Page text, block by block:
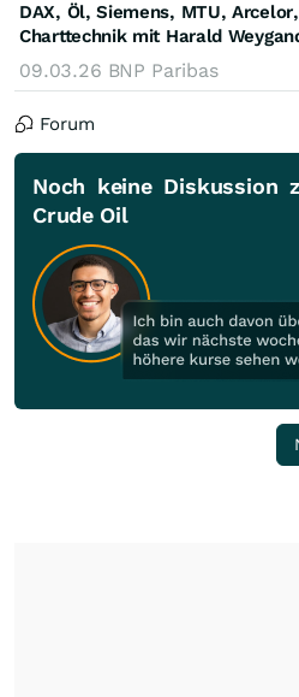
DAX, Öl, Siemens, MTU,
Charttechnik mit Harald
09.03.26 BNP Paribas
Forum
Noch keine Diskussion
Crude Oil